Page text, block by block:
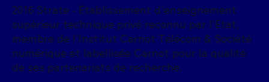
2016 Strate - Établissement d'enseignement
supérieur technique privé reconnu par l'État,
membre de l'Institut Carnot Télécom & Société
numérique et labellisée Carnot pour la qualité
de ses partenariats de recherche.